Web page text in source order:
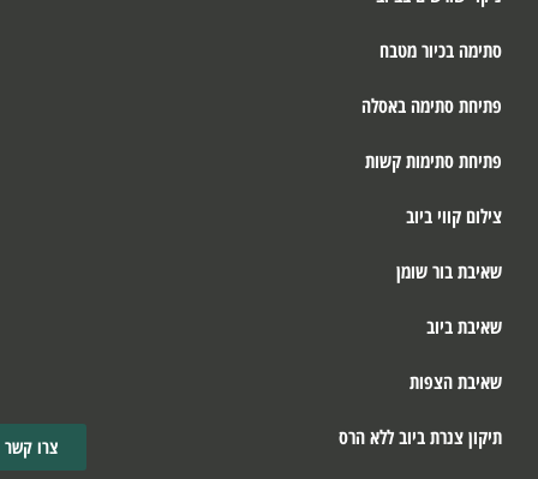
צרו קשר
סתימה בכיור מטבח
פתיחת סתימה באסלה
פתיחת סתימות קשות
צילום קווי ביוב
שאיבת בור שומן
שאיבת ביוב
שאיבת הצפות
תיקון צנרת ביוב ללא הרס